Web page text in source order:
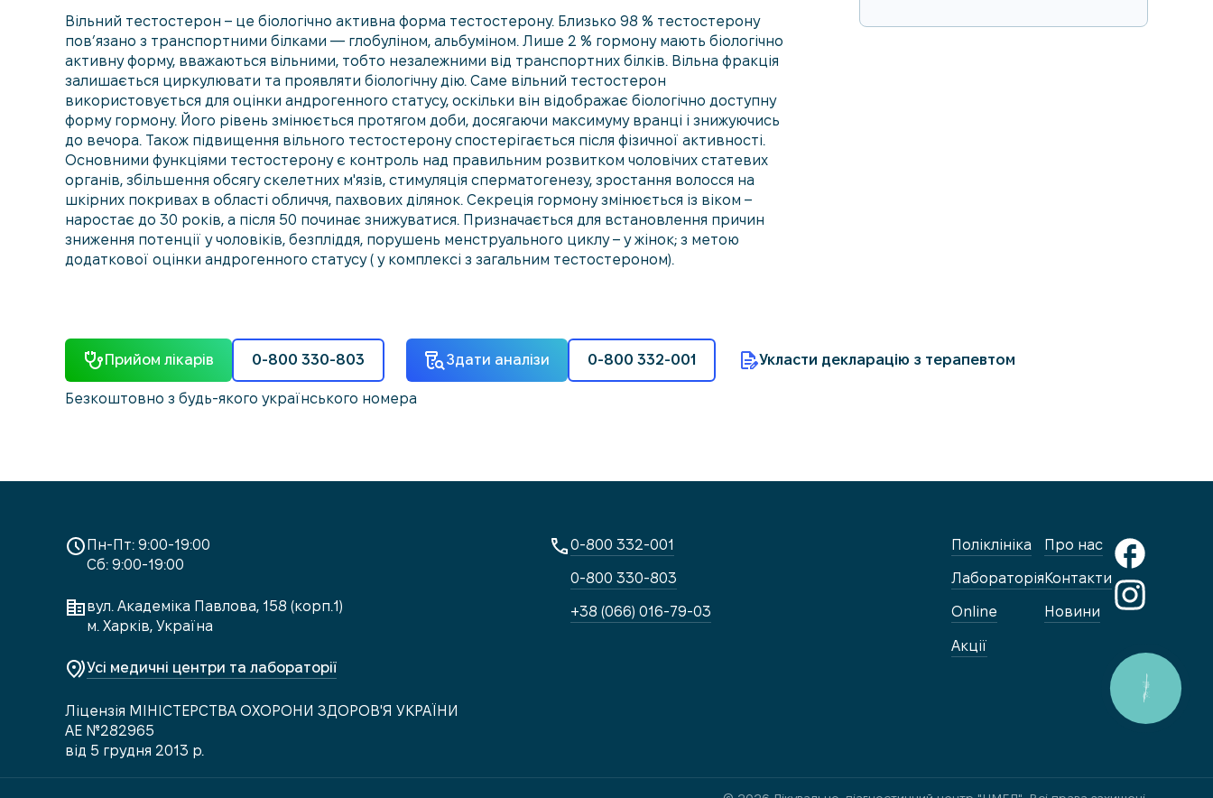
Вільний тестостерон – це біологічно активна форма тестостерону. Близько 98 % тестостерону
пов’язано з транспортними білками — глобуліном, альбуміном. Лише 2 % гормону мають біологічно
активну форму, вважаються вільними, тобто незалежними від транспортних білків. Вільна фракція
залишається циркулювати та проявляти біологічну дію. Саме вільний тестостерон
використовується для оцінки андрогенного статусу, оскільки він відображає біологічно доступну
форму гормону. Його рівень змінюється протягом доби, досягаючи максимуму вранці і знижуючись
до вечора. Також підвищення вільного тестостерону спостерігається після фізичної активності.
Основними функціями тестостерону є контроль над правильним розвитком чоловічих статевих
органів, збільшення обсягу скелетних м'язів, стимуляція сперматогенезу, зростання волосся на
шкірних покривах в області обличчя, пахвових ділянок. Секреція гормону змінюється із віком –
наростає до 30 років, а після 50 починає знижуватися. Призначається для встановлення причин
зниження потенції у чоловіків, безпліддя, порушень менструального циклу – у жінок; з метою
додаткової оцінки андрогенного статусу ( у комплексі з загальним тестостероном).
Прийом лікарів 0-800 330-803 Здати аналізи 0-800 332-001
Безкоштовно з будь-якого українського номера
Укласти декларацію з терапевтом
Пн-Пт: 9:00-19:00
Сб: 9:00-19:00
вул. Академіка Павлова, 158 (корп.1)
м. Харків, Україна
Усі медичні центри та лабораторії
Ліцензія МІНІСТЕРСТВА ОХОРОНИ ЗДОРОВ'Я УКРАЇНИ
АЕ №282965
від 5 грудня 2013 р.
0-800 332-001
0-800 330-803
+38 (066) 016-79-03
Поліклініка
Лабораторія
Online
Акції
Про нас
Контакти
Новини
КНОПКА
ЗВ'ЯЗКУ